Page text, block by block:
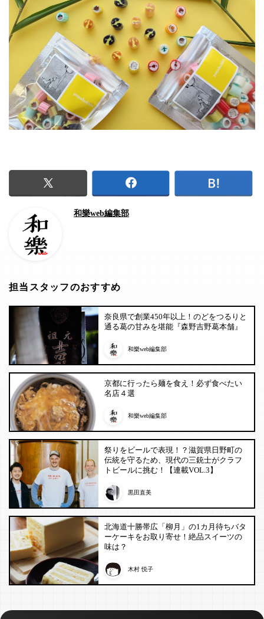
和樂web編集部
担当スタッフのおすすめ
奈良県で創業450年以上！のどをつるりと
通る葛の甘みを堪能『森野吉野葛本舗』
和樂web編集部
京都に行ったら麺を食え！必ず食べたい
名店４選
和樂web編集部
祭りをビールで表現！？滋賀県日野町の
伝統を守るため、現代の三銃士がクラフ
トビールに挑む！【連載VOL.3】
黒田直美
北海道十勝帯広「柳月」の1カ月待ちバタ
ーケーキをお取り寄せ！絶品スイーツの
味は？
木村 悦子